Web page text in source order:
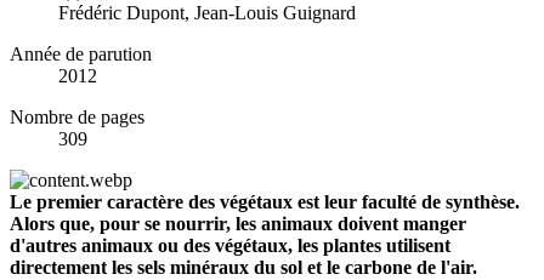
Frédéric Dupont, Jean-Louis Guignard
Année de parution
2012
Nombre de pages
309
Le premier caractère des végétaux est leur faculté de synthèse.
Alors que, pour se nourrir, les animaux doivent manger
d'autres animaux ou des végétaux, les plantes utilisent
directement les sels minéraux du sol et le carbone de l'air.